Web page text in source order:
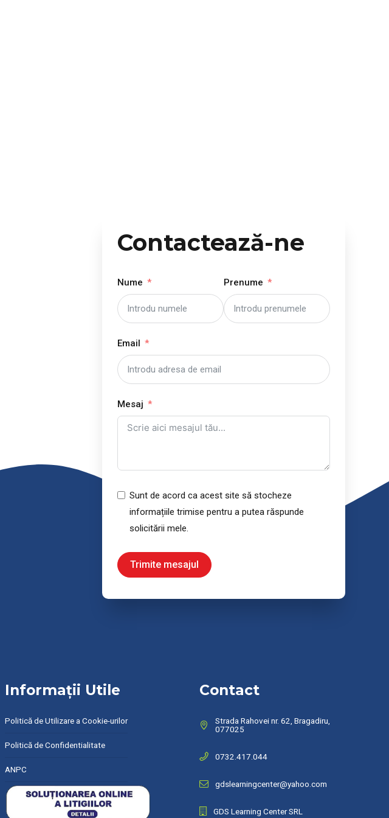
Contactează-ne
Nume Prenume
Email
Mesaj
Sunt de acord ca acest site să stocheze
informațiile trimise pentru a putea răspunde
solicitării mele.
Trimite mesajul
Informații Utile
Politică de Utilizare a Cookie-urilor
Politică de Confidentialitate
ANPC
Contact
Strada Rahovei nr. 62, Bragadiru,
077025
0732.417.044
gdslearningcenter@yahoo.com
GDS Learning Center SRL